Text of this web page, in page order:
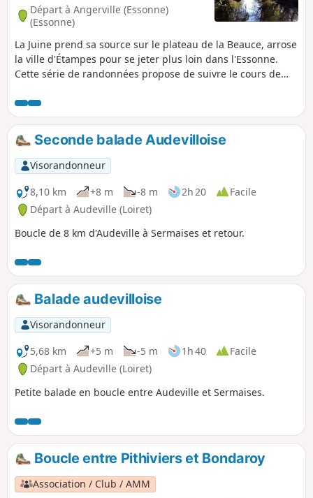
Départ à Angerville (Essonne)
(Essonne)
La Juine prend sa source sur le plateau de la Beauce, arrose
la ville d'Étampes pour se jeter plus loin dans l'Essonne.
Cette série de randonnées propose de suivre le cours de
gare mais d'autres sont des boucles sur les coteaux qui
encadrent la rivière.
Seconde balade Audevilloise
Visorandonneur
8,10 km
+8 m -8 m 2h 20
Facile
Départ à Audeville (Loiret)
Boucle de 8 km d'Audeville à Sermaises et retour.
Balade audevilloise
Visorandonneur
5,68 km
+5 m -5 m 1h 40
Facile
Départ à Audeville (Loiret)
Petite balade en boucle entre Audeville et Sermaises.
Boucle entre Pithiviers et Bondaroy
Association / Club / AMM